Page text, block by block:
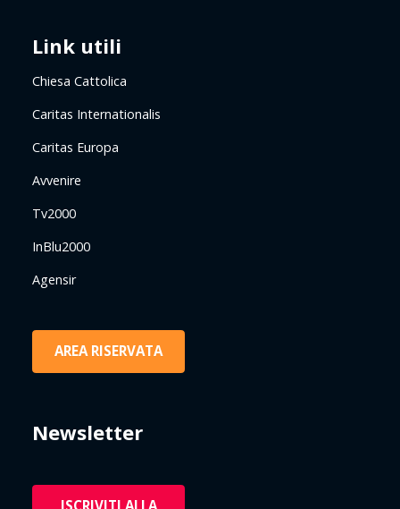
Link utili
Chiesa Cattolica
Caritas Internationalis
Caritas Europa
Avvenire
Tv2000
InBlu2000
Agensir
AREA RISERVATA
Newsletter
ISCRIVITI ALLA